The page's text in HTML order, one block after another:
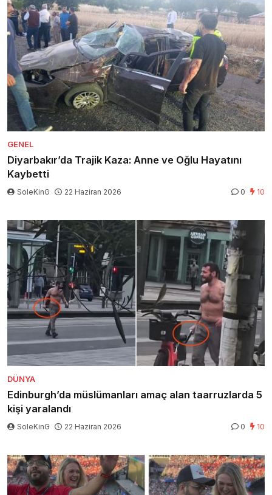
GENEL
Diyarbakır’da Trajik Kaza: Anne ve Oğlu Hayatını
Kaybetti
SoleKinG 22 Haziran 2026 0 10
DÜNYA
Edinburgh’da müslümanları amaç alan taarruzlarda 5
kişi yaralandı
SoleKinG 22 Haziran 2026 0 10